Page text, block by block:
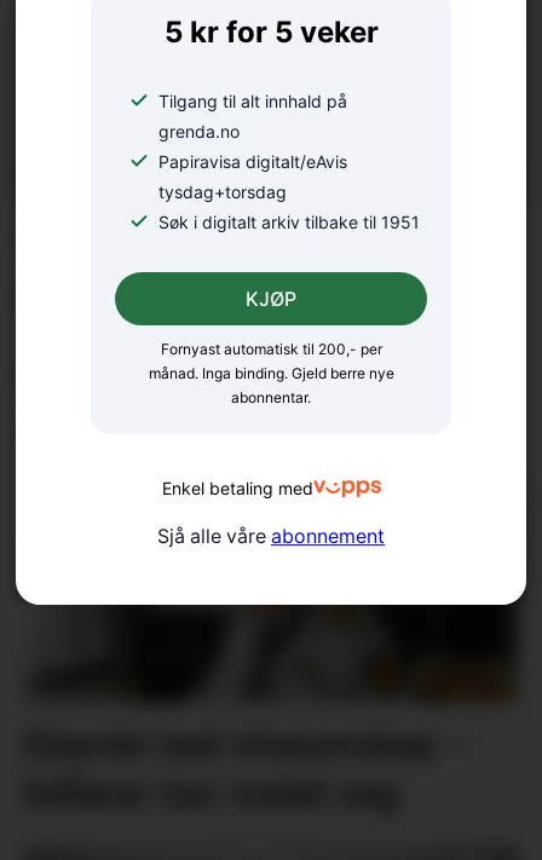
5 kr for 5 veker
Tilgang til alt innhald på
grenda.no
Papiravisa digitalt/eAvis
tysdag+torsdag
Søk i digitalt arkiv tilbake til 1951
Fornyast automatisk til 200,- per
månad. Inga binding. Gjeld berre nye
abonnentar.
KJØP
Enkel betaling med
Sjå alle våre abonnement
Nordic Mining i
pengetrøbbel
Katt på tunneltur kom